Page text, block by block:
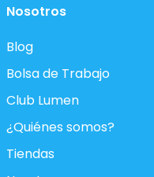
Nosotros
Blog
Bolsa de Trabajo
Club Lumen
¿Quiénes somos?
Tiendas